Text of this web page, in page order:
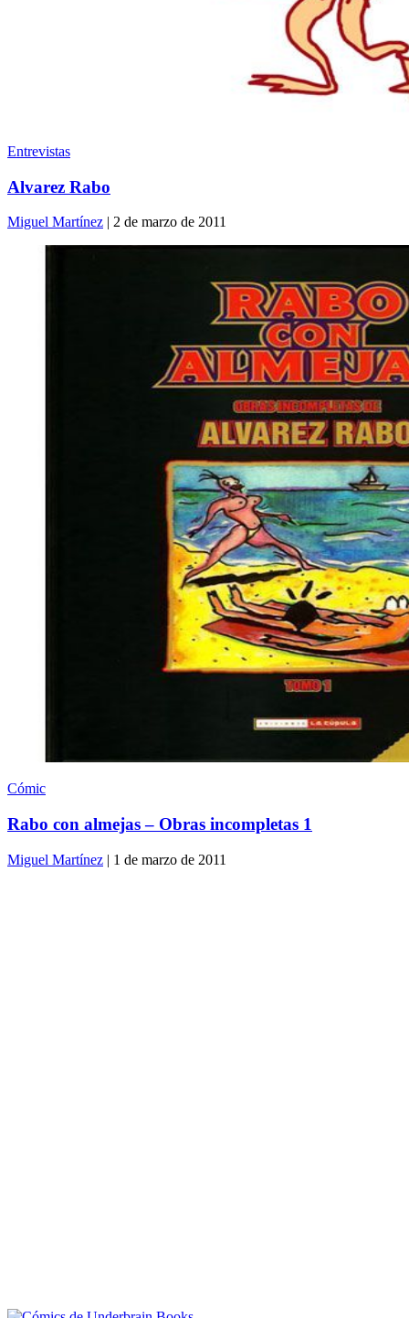
Entrevistas
Alvarez Rabo
Miguel Martínez | 2 de marzo de 2011
Cómic
Rabo con almejas – Obras incompletas 1
Miguel Martínez | 1 de marzo de 2011